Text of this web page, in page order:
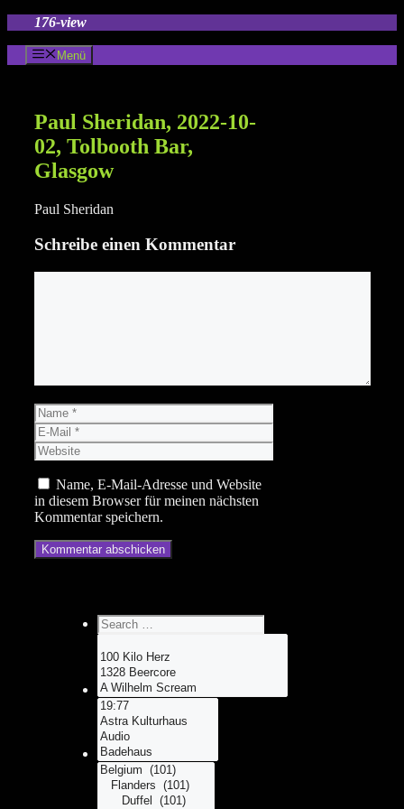
springen
176-view
Menü
Paul Sheridan, 2022-10-
02, Tolbooth Bar,
Glasgow
Paul Sheridan
Schreibe einen Kommentar
Name
E-
Mail
Website
Name, E-Mail-Adresse und Website
in diesem Browser für meinen nächsten
Kommentar speichern.